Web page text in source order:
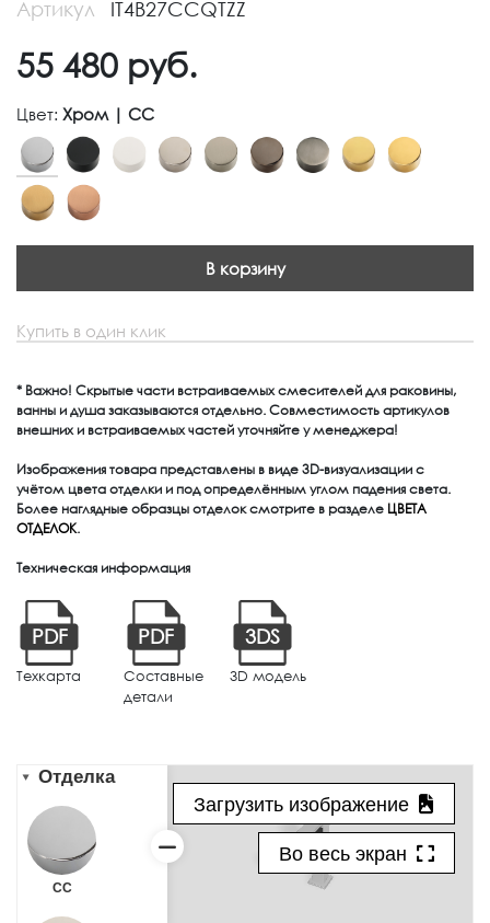
Артикул IT4B27CCQTZZ
55 480 руб.
Цвет: Хром | CC
В корзину
Купить в один клик
* Важно! Скрытые части встраиваемых смесителей для раковины,
ванны и душа заказываются отдельно. Совместимость артикулов
внешних и встраиваемых частей уточняйте у менеджера!
Изображения товара представлены в виде 3D-визуализации с
учётом цвета отделки и под определённым углом падения света.
Более наглядные образцы отделок смотрите в разделе ЦВЕТА
ОТДЕЛОК.
Техническая информация
PDF
Техкарта
PDF
Составные
детали
3DS
3D модель